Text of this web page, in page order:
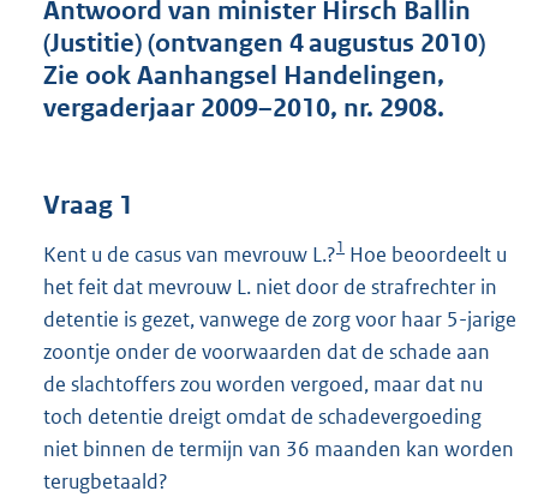
e
:
4
9
Antwoord van minister Hirsch Ballin
(Justitie) (ontvangen 4 augustus 2010)
Zie ook Aanhangsel Handelingen,
vergaderjaar 2009–2010, nr. 2908.
Vraag 1
Kent u de casus van mevrouw L.?1 Hoe beoordeelt u
het feit dat mevrouw L. niet door de strafrechter in
detentie is gezet, vanwege de zorg voor haar 5-jarige
zoontje onder de voorwaarden dat de schade aan
de slachtoffers zou worden vergoed, maar dat nu
toch detentie dreigt omdat de schadevergoeding
niet binnen de termijn van 36 maanden kan worden
terugbetaald?